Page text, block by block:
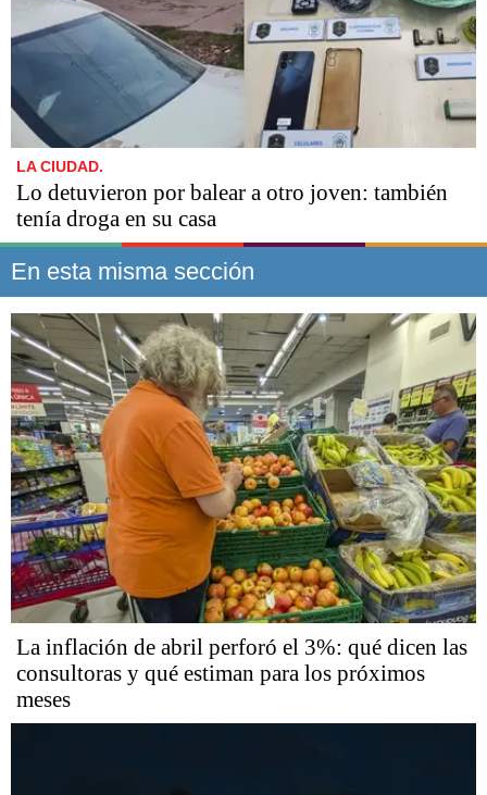
LA CIUDAD.
Lo detuvieron por balear a otro joven: también
tenía droga en su casa
En esta misma sección
La inflación de abril perforó el 3%: qué dicen las
consultoras y qué estiman para los próximos
meses